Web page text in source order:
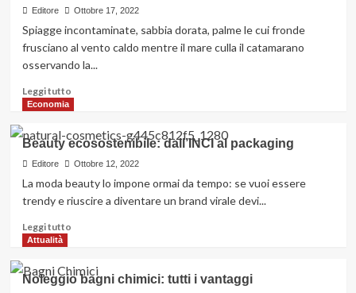
di
Editore Ottobre 17, 2022
Spiagge incontaminate, sabbia dorata, palme le cui fronde
frusciano al vento caldo mentre il mare culla il catamarano
osservando la...
Leggi tuttoLeggi
su
Noleggiare
un
catamarano
per
vacanza
destinazioni
esotiche
Economia
Beauty ecosostenibile: dall’INCI al packaging
Editore Ottobre 12, 2022
La moda beauty lo impone ormai da tempo: se vuoi essere
trendy e riuscire a diventare un brand virale devi...
Leggi tuttoLeggi
su
Beauty
Attualità
Noleggio bagni chimici: tutti i vantaggi